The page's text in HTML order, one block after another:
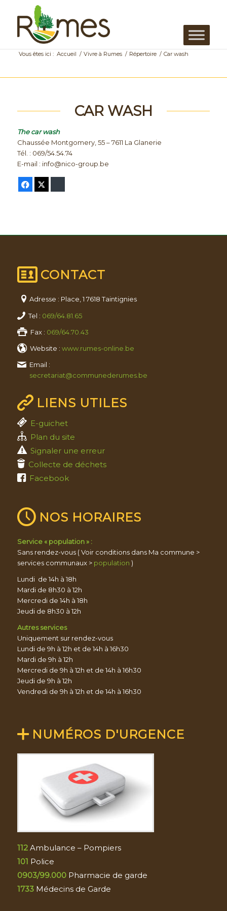
Vous êtes ici : Accueil / Vivre à Rumes / Répertoire / Car wash
CAR WASH
The car wash
Chaussée Montgomery, 55 – 7611 La Glanerie
Tél. : 069/54.54.74
E-mail : info@nico-group.be
Facebook
CONTACT
Adresse : Place, 1 7618 Taintignies
Tel : 069/64.81.65
Fax : 069/64.70.43
Website :www.rumes-online.be
Email :
secretariat@communederumes.be
LIENS UTILES
E-guichet
Plan du site
Signaler une erreur
Collecte de déchets
Facebook
NOS HORAIRES
Service « population » :
Sans rendez-vous ( Voir conditions dans Ma commune >
services communaux > population )
Lundi de 14h à 18h
Mardi de 8h30 à 12h
Mercredi de 14h à 18h
Jeudi de 8h30 à 12h
Autres services
Uniquement sur rendez-vous
Lundi de 9h à 12h et de 14h à 16h30
Mardi de 9h à 12h
Mercredi de 9h à 12h et de 14h à 16h30
Jeudi de 9h à 12h
Vendredi de 9h à 12h et de 14h à 16h30
NUMÉROS D'URGENCE
112Ambulance – Pompiers
101 Police
0903/99.000Pharmacie de garde
1733Médecins de Garde